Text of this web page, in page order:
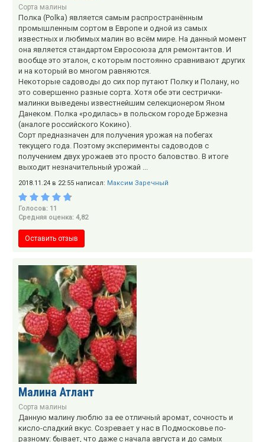
Сорта малины
Полка (Polka) является самым распространённым
промышленным сортом в Европе и одной из самых
известных и любимых малин во всём мире. На данный момент
она является стандартом Евросоюза для ремонтантов. И
вообще это эталон, с которым постоянно сравнивают других
и на который во многом равняются.
Некоторые садоводы до сих пор путают Полку и Полану, но
это совершенно разные сорта. Хотя обе эти сестрички-
малинки выведены известнейшим селекционером Яном
Данеком. Полка «родилась» в польском городе Бржезна
(аналоге российского Кокино).
Сорт предназначен для получения урожая на побегах
текущего года. Поэтому эксперименты садоводов с
получением двух урожаев это просто баловство. В итоге
выходит незначительный урожай ...
2018.11.24 в 22:55 написал: Максим Заречный
Голосов: 11
Средняя оценка: 4,82
Оставить отзыв
Малина Атлант
Сорта малины
Данную малину люблю за ее отличный аромат, сочность и
кисло-сладкий вкус. Созревает у нас в Подмосковье по-
разному: бывает, что даже с начала августа и до самых